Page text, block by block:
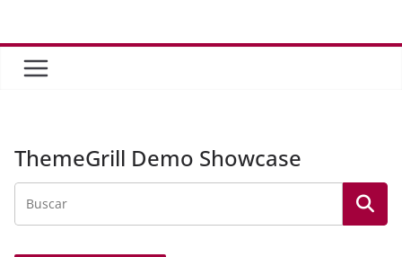
contenido
ThemeGrill Demo Showcase